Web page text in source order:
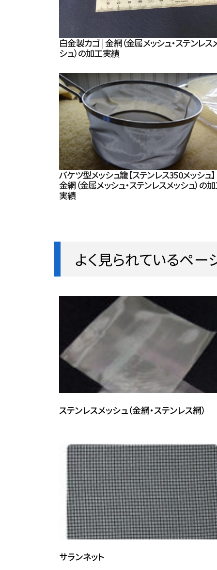
白金製カゴ | 金網（金属メッシュ・ステンレス
シュ）の加工実績
バケツ型メッシュ籠【ステンレス350メッシュ
金網（金属メッシュ・ステンレスメッシュ）の
実績
よく見られているペー
ステンレスメッシュ（金網・ステンレス網）
サランネット